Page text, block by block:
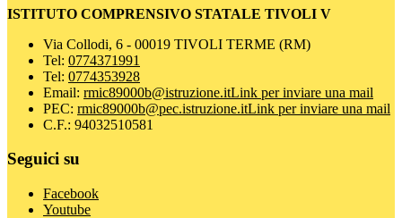
ISTITUTO COMPRENSIVO STATALE TIVOLI V
Via Collodi, 6 - 00019 TIVOLI TERME (RM)
Tel: 0774371991
Tel: 0774353928
Email: rmic89000b@istruzione.itLink per inviare una mail
PEC: rmic89000b@pec.istruzione.itLink per inviare una mail
C.F.: 94032510581
Seguici su
Facebook
Youtube